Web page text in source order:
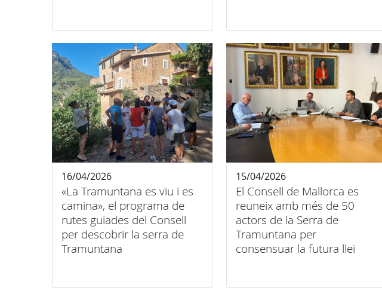
«La Tramuntana es viu i es
camina», el programa de
rutes guiades del Consell
per descobrir la serra de
Tramuntana
16/04/2026
El Consell de Mallorca es
reuneix amb més de 50
actors de la Serra de
Tramuntana per
consensuar la futura llei
15/04/2026